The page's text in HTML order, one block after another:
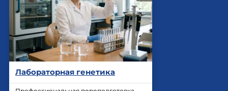
Лабораторная генетика